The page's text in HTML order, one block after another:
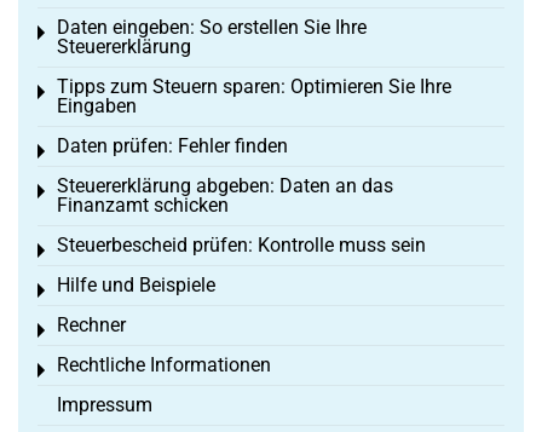
Daten eingeben: So erstellen Sie Ihre
Steuererklärung
Toggle menu
Tipps zum Steuern sparen: Optimieren Sie Ihre
Eingaben
Toggle menu
Daten prüfen: Fehler finden
Toggle menu
Steuererklärung abgeben: Daten an das
Finanzamt schicken
Toggle menu
Steuerbescheid prüfen: Kontrolle muss sein
Toggle menu
Hilfe und Beispiele
Toggle menu
Rechner
Toggle menu
Rechtliche Informationen
Toggle menu
Impressum